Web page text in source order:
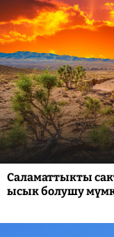
Саламаттыкты
ысык болушу